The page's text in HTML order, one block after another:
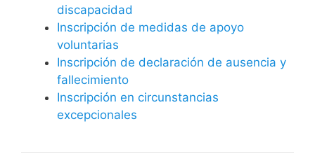
discapacidad
Inscripción de medidas de apoyo
voluntarias
Inscripción de declaración de ausencia y
fallecimiento
Inscripción en circunstancias
excepcionales